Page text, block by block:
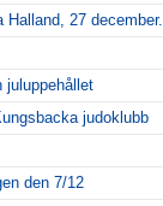
Halland, 27 december.
juluppehållet
judoklubb
den 7/12